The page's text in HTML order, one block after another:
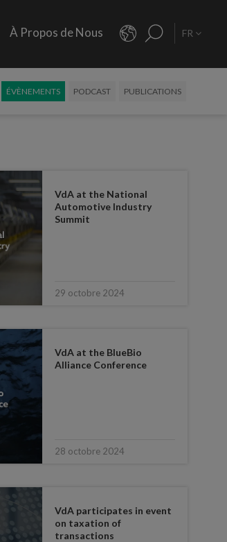
À Propos de Nous FR
ÉVÈNEMENTS PODCAST PUBLICATIONS
VdA at the National
Automotive Industry
Summit
29 octobre 2024
VdA at the BlueBio
Alliance Conference
28 octobre 2024
VdA participates in event
on taxation of
transactions